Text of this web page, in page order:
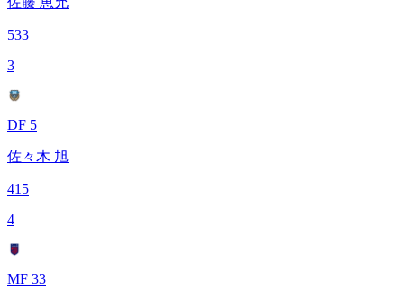
533
3
DF 5
佐々木 旭
415
4
MF 33